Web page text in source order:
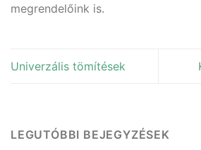
megrendelőink is.
Univerzális tömítések
LEGUTÓBBI BEJEGYZÉSEK